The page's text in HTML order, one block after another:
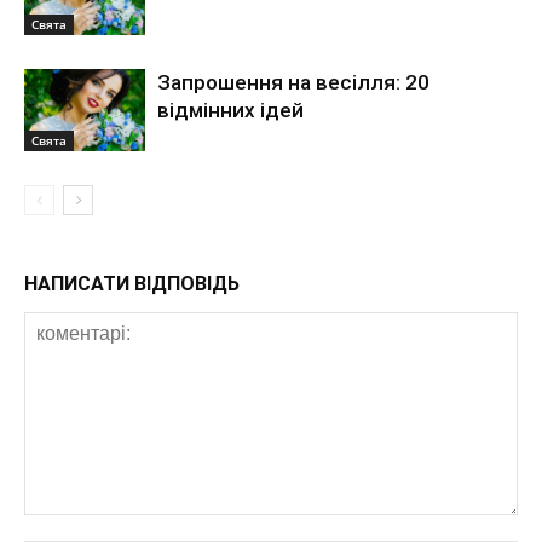
Свята
Свята
Запрошення на весілля: 20
відмінних ідей
НАПИСАТИ ВІДПОВІДЬ